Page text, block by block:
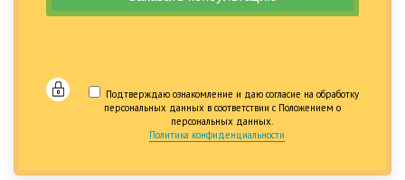
Подтверждаю ознакомление и даю согласие на обработку
персональных данных в соответствии с Положением о
персональных данных.
Политика конфиденциальности